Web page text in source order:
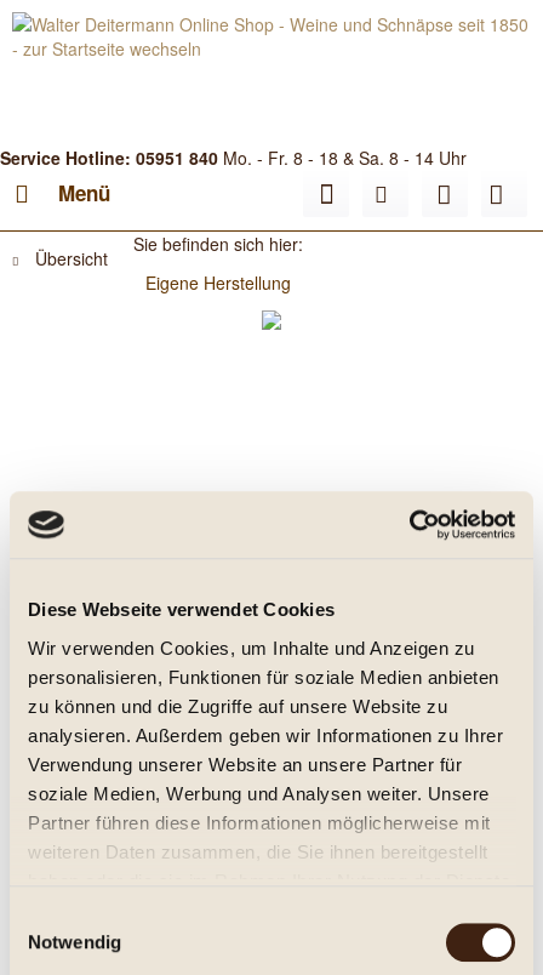
Diese Webseite verwendet Cookies
Wir verwenden Cookies, um Inhalte und Anzeigen zu
personalisieren, Funktionen für soziale Medien anbieten
zu können und die Zugriffe auf unsere Website zu
analysieren. Außerdem geben wir Informationen zu Ihrer
Verwendung unserer Website an unsere Partner für
soziale Medien, Werbung und Analysen weiter. Unsere
Partner führen diese Informationen möglicherweise mit
weiteren Daten zusammen, die Sie ihnen bereitgestellt
Notwendig
Service Hotline: 05951 840 Mo. - Fr. 8 - 18 & Sa. 8 - 14 Uhr
Menü
Übersicht
Sie befinden sich hier:
Eigene Herstellung
Deitermanns Jubiläums-Roggenkorn 40%,
2 Jahre
trocken
25,95 € *
Inhalt:0.5 Liter (51,90 € * / 1 Liter)
inkl. MwSt.zzgl. Versandkosten
Lieferzeit ca. 1-3 Tage**
In den Warenkorb
Artikel-Nr.: